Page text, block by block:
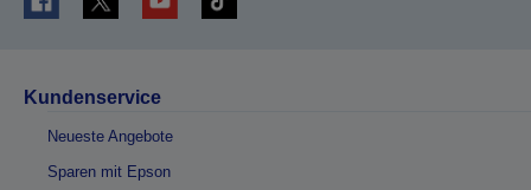
Kundenservice
Neueste Angebote
Sparen mit Epson